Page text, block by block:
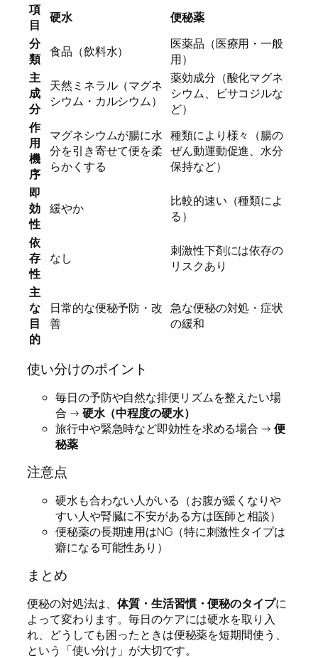
項
目
硬水
便秘薬
分
類 食品（飲料水）
医薬品（医療用・一般
用）
主
成
分
天然ミネラル（マグネ
シウム・カルシウム）
薬効成分（酸化マグネ
シウム、ビサコジルな
ど）
作
用
機
序
マグネシウムが腸に水
分を引き寄せて便を柔
らかくする
種類により様々（腸の
ぜん動運動促進、水分
保持など）
即
効
性
緩やか
比較的速い（種類によ
る）
依
存
性
なし
刺激性下剤には依存の
リスクあり
主
な
目
的
日常的な便秘予防・改
善
急な便秘の対処・症状
の緩和
使い分けのポイント
毎日の予防や自然な排便リズムを整えたい場
合 → 硬水（中程度の硬水）
旅行中や緊急時など即効性を求める場合 → 便
秘薬
注意点
硬水も合わない人がいる（お腹が緩くなりや
すい人や腎臓に不安がある方は医師と相談）
便秘薬の長期連用はNG（特に刺激性タイプは
癖になる可能性あり）
まとめ
便秘の対処法は、体質・生活習慣・便秘のタイプに
よって変わります。毎日のケアには硬水を取り入
れ、どうしても困ったときは便秘薬を短期間使う、
という「使い分け」が大切です。